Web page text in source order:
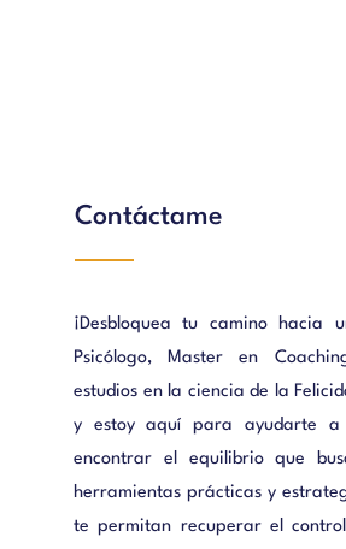
Contáctame
¡Desbloquea tu camino
Psicólogo, Master en
estudios en la ciencia de la
y estoy aquí para ayudarte a
encontrar el equilibrio que
herramientas prácticas y
te permitan recuperar el